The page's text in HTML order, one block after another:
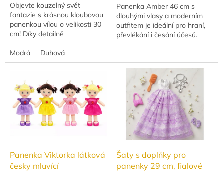
Objevte kouzelný svět
fantazie s krásnou kloubovou
panenkou vílou o velikosti 30
cm! Díky detailně
stylovým šatům (modré nebo
růžové) a magické hůlce si...
Modrá Duhová
Panenka Amber 46 cm s
dlouhými vlasy a moderním
outfitem je ideální pro hraní,
převlékání i česání účesů.
dobrodružství.
Panenka Viktorka látková
česky mluvící
Šaty s doplňky pro
panenky 29 cm, fialové